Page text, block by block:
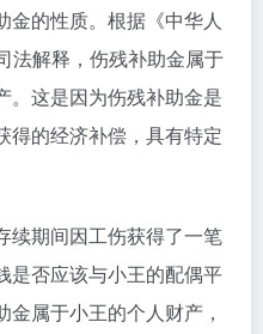
金的性质。根据《中华人
法解释，伤残补助金属于
。这是因为伤残补助金是
得的经济补偿，具有特定
续期间因工伤获得了一笔
是否应该与小王的配偶平
属于小王的个人财产，